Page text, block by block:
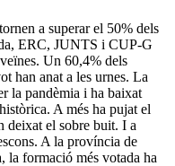
a superar el 50% dels
ERC, JUNTS i CUP-G
Un 60,4% dels
han anat a les urnes. La
la pandèmia i ha baixat
A més ha pujat el
deixat el sobre buit. I a
A la província de
la formació més votada ha